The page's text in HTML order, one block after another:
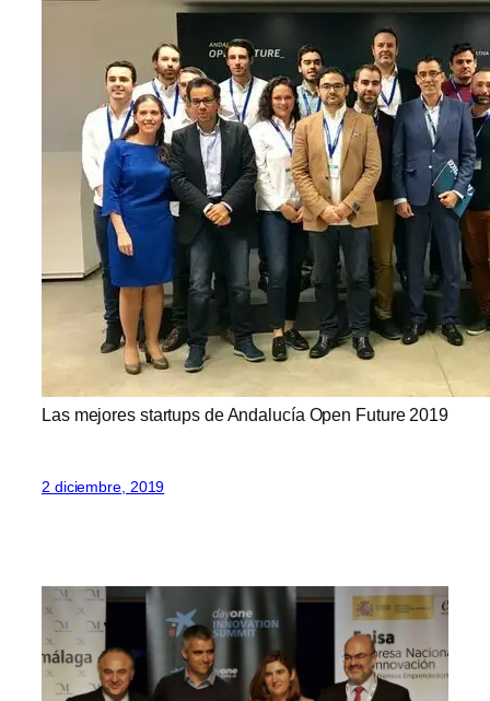
Las mejores startups de Andalucía Open Future 2019
2 diciembre, 2019